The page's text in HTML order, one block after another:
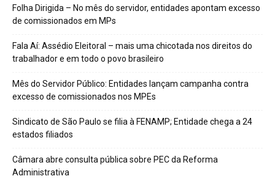
Folha Dirigida – No mês do servidor, entidades apontam excesso
de comissionados em MPs
Fala Aí: Assédio Eleitoral – mais uma chicotada nos direitos do
trabalhador e em todo o povo brasileiro
Mês do Servidor Público: Entidades lançam campanha contra
excesso de comissionados nos MPEs
Sindicato de São Paulo se filia à FENAMP; Entidade chega a 24
estados filiados
Câmara abre consulta pública sobre PEC da Reforma
Administrativa